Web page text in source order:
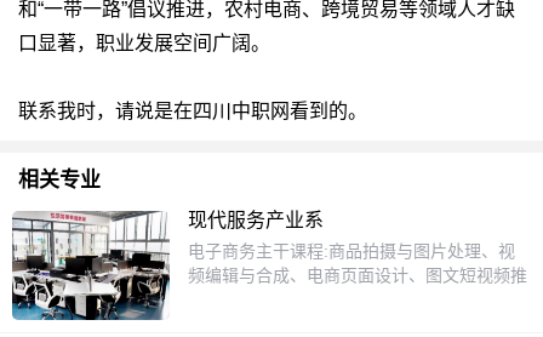
和“一带一路”倡议推进，农村电商、跨境贸易等领域人才缺
口显著，职业发展空间广阔。
联系我时，请说是在四川中职网看到的。
相关专业
现代服务产业系
电子商务主干课程:商品拍摄与图片处理、视
频编辑与合成、电商页面设计、图文短视频推